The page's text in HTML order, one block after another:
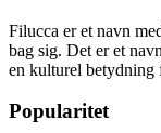
Filucca er et navn
bag sig. Det er et
en kulturel betydning
Popularitet